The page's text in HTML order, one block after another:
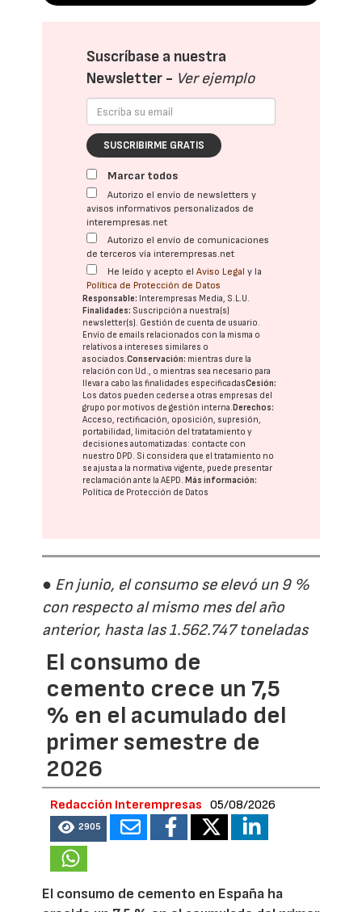
Suscríbase a nuestra
Newsletter - Ver ejemplo
SUSCRIBIRME GRATIS
Marcar todos
Autorizo el envío de newsletters y
avisos informativos personalizados de
interempresas.net
Autorizo el envío de comunicaciones
de terceros vía interempresas.net
He leído y acepto elAviso Legal y la
Política de Protección de Datos
Responsable: Interempresas Media, S.L.U.
Finalidades: Suscripción a nuestra(s)
newsletter(s). Gestión de cuenta de usuario.
Envío de emails relacionados con la misma o
relativos a intereses similares o
asociados.Conservación: mientras dure la
relación con Ud., o mientras sea necesario para
llevar a cabo las finalidades especificadasCesión:
Los datos pueden cederse a otras empresas del
grupo por motivos de gestión interna. Derechos:
Acceso, rectificación, oposición, supresión,
portabilidad, limitación del tratatamiento y
decisiones automatizadas: contacte con
nuestro DPD. Si considera que el tratamiento no
se ajusta a la normativa vigente, puede presentar
reclamación ante laAEPD. Más información:
Política de Protección de Datos
● En junio, el consumo se elevó un 9 %
con respecto al mismo mes del año
anterior, hasta las 1.562.747 toneladas
El consumo de
cemento crece un 7,5
% en el acumulado del
primer semestre de
2026
Redacción Interempresas 05/08/2026
2905
El consumo de cemento en España ha